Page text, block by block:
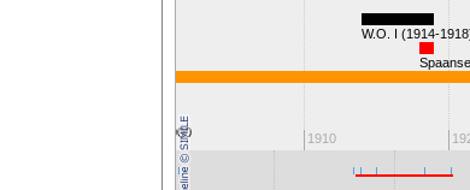
1900 1910
W.O. I (1914-